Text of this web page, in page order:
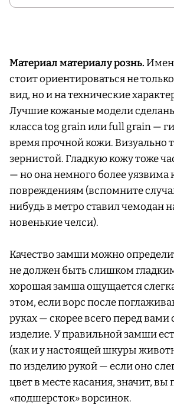
Материал материалу рознь.
стоит ориентироваться не
вид, но и на технические
Лучшие кожаные модели
класса tog grain или full grain —
время прочной кожи. Визуально
зернистой. Гладкую кожу тоже
— но она немного более уязвима
повреждениям (вспомните
нибудь в метро ставил чемодан
новенькие челси).
Качество замши можно
не должен быть слишком
хорошая замша ощущается
этом, если ворс после
руках — скорее всего перед
изделие. У правильной замши
(как и у настоящей шкуры
по изделию рукой — если оно
цвет в месте касания, значит, вы
«подшерсток» ворсинок.